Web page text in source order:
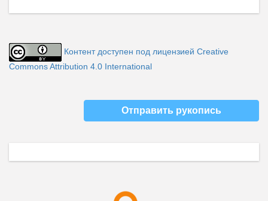
Контент доступен под лицензией Creative
Commons Attribution 4.0 International
Отправить рукопись